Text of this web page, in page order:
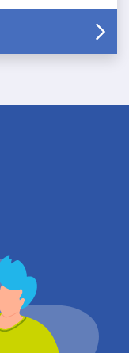
sind Sie b…